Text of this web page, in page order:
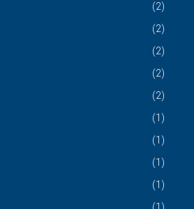
(2)
(2)
(2)
(2)
(2)
(1)
(1)
(1)
(1)